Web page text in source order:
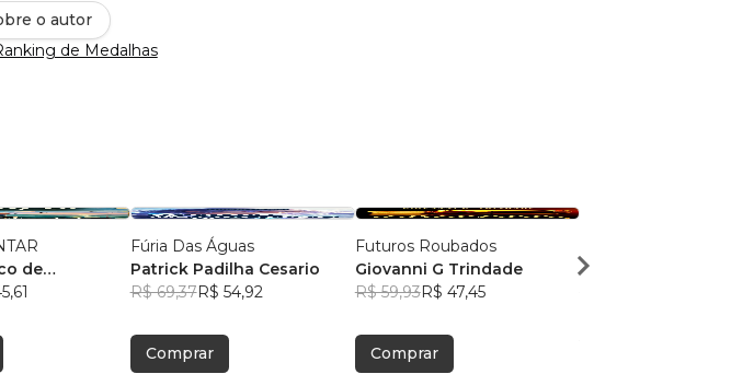
o autor
de Medalhas
de
Filho
Fúria Das Águas
Patrick Padilha Cesario
R$ 69,37R$ 54,92
Comprar
Futuros Roubados
Giovanni G Trindade
R$ 59,93R$ 47,45
Comprar
Joice Cristina Carollo